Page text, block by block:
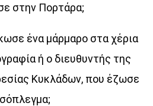
απαρατήρητο.
της.
More
στην Πορτάρα;
ένα μάρμαρο στα χέρια
ή ο διευθυντής της
Κυκλάδων, που έζωσε